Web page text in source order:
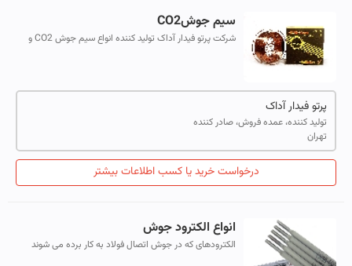
سیم جوشCO2
شرکت پرتو فیدار آداک تولید کننده انواع سیم جوش CO2 و
پرتو فیدار آداک
تولید کننده، عمده فروش، صادر کننده
تهران
درخواست خرید یا کسب اطلاعات بیشتر
انواع الکترود جوش
الکترودهای که در جوش اتصال فولاد به کار برده می شوند